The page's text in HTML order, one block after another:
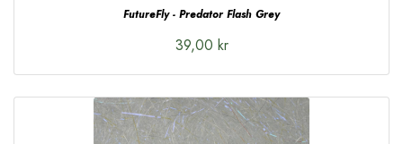
FutureFly - Predator Flash Grey
39,00 kr